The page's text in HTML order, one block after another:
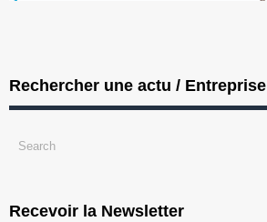
Rechercher une actu / Entreprise
Recevoir la Newsletter